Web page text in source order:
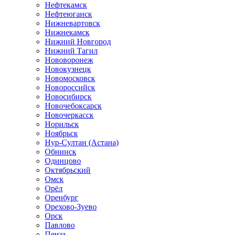
Нефтекамск
Нефтеюганск
Нижневартовск
Нижнекамск
Нижний Новгород
Нижний Тагил
Нововоронеж
Новокузнецк
Новомосковск
Новороссийск
Новосибирск
Новочебоксарск
Новочеркасск
Норильск
Ноябрьск
Нур-Султан (Астана)
Обнинск
Одинцово
Октябрьский
Омск
Орёл
Оренбург
Орехово-Зуево
Орск
Павлово